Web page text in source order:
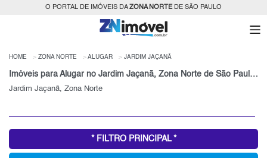
O PORTAL DE IMÓVEIS DAZONA NORTEDE SÃO PAULO
HOME ZONA NORTE ALUGAR JARDIM JAÇANÃ
Imóveis para Alugar no Jardim Jaçanã, Zona Norte de São Paulo, SP
Jardim Jaçanã, Zona Norte
* FILTRO PRINCIPAL *